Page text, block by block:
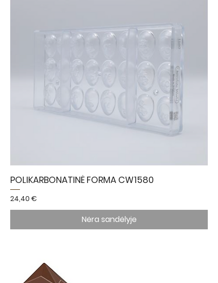
POLIKARBONATINĖ FORMA CW1580
Kaina
24,40 €
Nėra sandėlyje